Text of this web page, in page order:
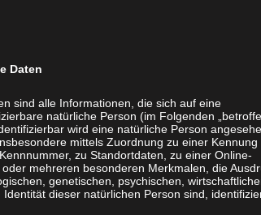
Daten
sind alle Informationen, die sich auf eine
natürliche Person (im Folgenden
wird eine natürliche Person
mittels Zuordnung zu einer Kennung
zu Standortdaten, zu einer Online-
mehreren besonderen Merkmalen, die
genetischen, psychischen,
dieser natürlichen Person sind,